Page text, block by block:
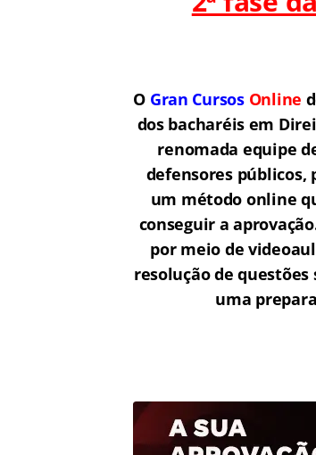
O Gran Cursos Online
dos bacharéis em
renomada equipe
defensores
um método online
conseguir a
por meio de
resolução de
uma